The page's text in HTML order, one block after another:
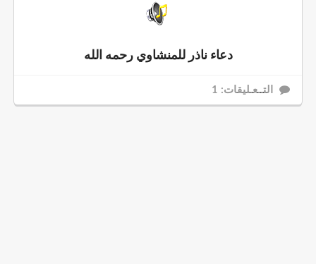
دعاء ناذر للمنشاوي رحمه الله
التــعـليقات: 1